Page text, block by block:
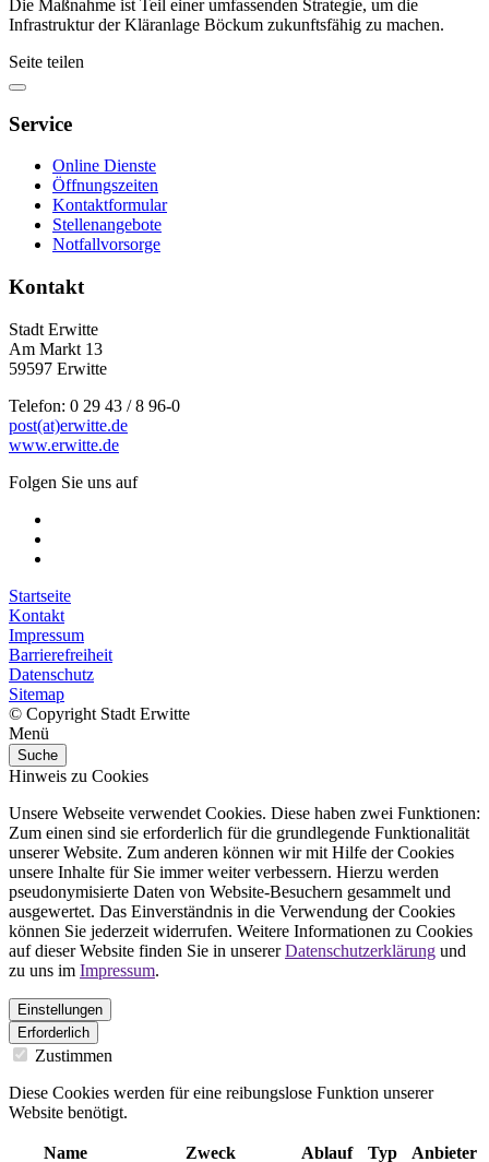
Die Maßnahme ist Teil einer umfassenden Strategie, um die
Infrastruktur der Kläranlage Böckum zukunftsfähig zu machen.
Seite teilen
Service
Online Dienste
Öffnungszeiten
Kontaktformular
Stellenangebote
Notfallvorsorge
Kontakt
Stadt Erwitte
Am Markt 13
59597 Erwitte
Telefon: 0 29 43 / 8 96-0
post(at)erwitte.de
www.erwitte.de
Folgen Sie uns auf
Startseite
Kontakt
Impressum
Barrierefreiheit
Datenschutz
Sitemap
© Copyright Stadt Erwitte
Menü
Suche
Hinweis zu Cookies
Unsere Webseite verwendet Cookies. Diese haben zwei Funktionen:
Zum einen sind sie erforderlich für die grundlegende Funktionalität
unserer Website. Zum anderen können wir mit Hilfe der Cookies
unsere Inhalte für Sie immer weiter verbessern. Hierzu werden
pseudonymisierte Daten von Website-Besuchern gesammelt und
ausgewertet. Das Einverständnis in die Verwendung der Cookies
können Sie jederzeit widerrufen. Weitere Informationen zu Cookies
auf dieser Website finden Sie in unsererDatenschutzerklärung und
zu uns im Impressum.
Einstellungen
Erforderlich
Zustimmen
Diese Cookies werden für eine reibungslose Funktion unserer
Website benötigt.
Name Zweck Ablauf Typ Anbieter